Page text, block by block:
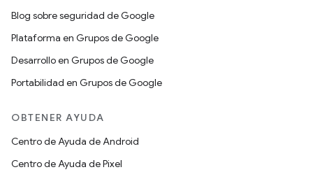
Blog sobre seguridad de Google
Plataforma en Grupos de Google
Desarrollo en Grupos de Google
Portabilidad en Grupos de Google
OBTENER AYUDA
Centro de Ayuda de Android
Centro de Ayuda de Pixel